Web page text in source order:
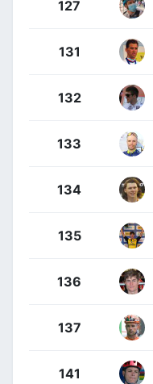
127
131
132
133
134
135
136
137
141